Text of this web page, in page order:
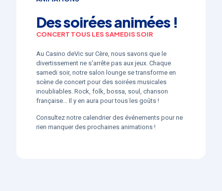
Des soirées animées !
CONCERT TOUS LES SAMEDIS SOIR
Au Casino deVic sur Cère, nous savons que le
divertissement ne s'arrête pas aux jeux. Chaque
samedi soir, notre salon lounge se transforme en
scène de concert pour des soirées musicales
inoubliables. Rock, folk, bossa, soul, chanson
française... Il y en aura pour tous les goûts !
Consultez notre calendrier des événements pour ne
rien manquer des prochaines animations !